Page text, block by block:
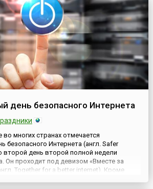
день безопасного Интернета
многих странах отмечается
безопасного Интернета (англ. Safer
второй день второй полной недели
Он проходит под девизом «Вместе за
Together for a better internet). Кроме